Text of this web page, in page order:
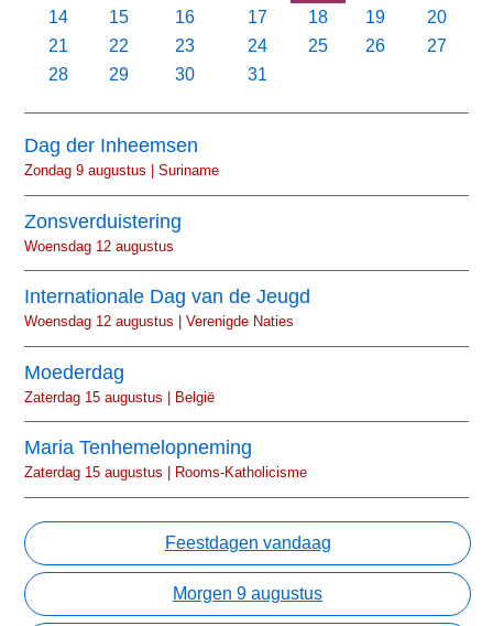
14
15 16 17 18 19
20
21
22 23 24 25 26
27
28
29 30 31
Dag der Inheemsen
Zondag 9 augustus | Suriname
Zonsverduistering
Woensdag 12 augustus
Internationale Dag van de Jeugd
Woensdag 12 augustus | Verenigde Naties
Moederdag
Zaterdag 15 augustus | België
Maria Tenhemelopneming
Zaterdag 15 augustus | Rooms-Katholicisme
Feestdagen vandaag
Morgen 9 augustus